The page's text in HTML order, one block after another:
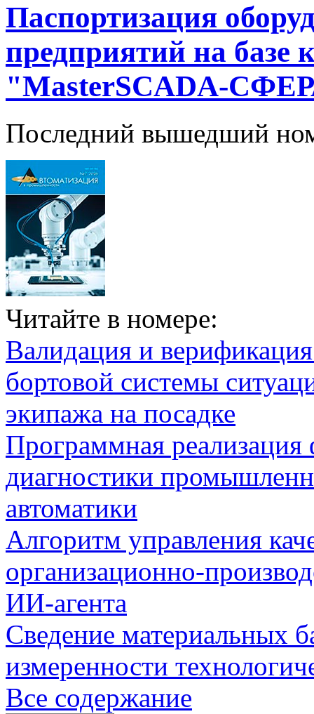
Паспортизация
предприятий на базе
"MasterSCADA-
Последний вышедший
Читайте в номере:
Валидация и
бортовой системы
экипажа на посадке
Программная
диагностики
автоматики
Алгоритм управления
организационно-
ИИ-агента
Сведение материальных
измеренности
Все содержание